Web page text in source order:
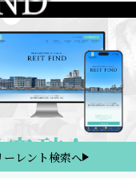
レント検索へ